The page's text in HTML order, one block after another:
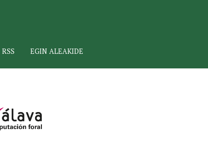
RSS EGIN ALEAKIDE